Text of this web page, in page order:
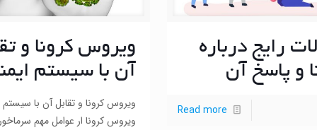
رایج درباره
و پاسخ آن
Read more
ویروس کرونا و
آن با سیستم
ویروس کرونا و تقابل آن با سیستم
ویروس کرونا ار عوامل مهم